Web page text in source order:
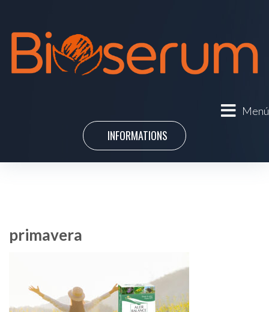
Menú
INFORMATIONS
primavera